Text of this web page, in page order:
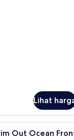
Lihat
premium, bantalan
Out Ocean